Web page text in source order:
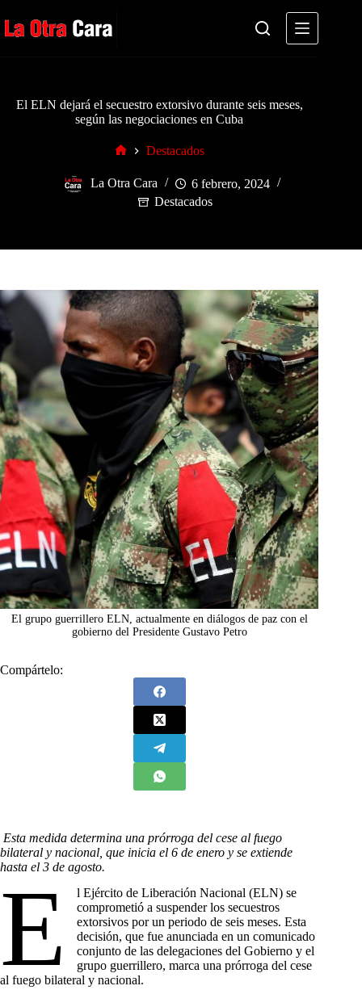
al
contenido
El ELN dejará el secuestro extorsivo durante seis meses,
según las negociaciones en Cuba
Destacados
La Otra Cara
6 febrero, 2024
Destacados
El grupo guerrillero ELN, actualmente en diálogos de paz con el
gobierno del Presidente Gustavo Petro
Compártelo:
Esta medida determina una prórroga del cese al fuego
bilateral y nacional, que inicia el 6 de enero y se extiende
hasta el 3 de agosto.
E
l Ejército de Liberación Nacional (ELN) se
comprometió a suspender los secuestros
extorsivos por un periodo de seis meses. Esta
decisión, que fue anunciada en un comunicado
conjunto de las delegaciones del Gobierno y el
grupo guerrillero, marca una prórroga del cese
al fuego bilateral y nacional.